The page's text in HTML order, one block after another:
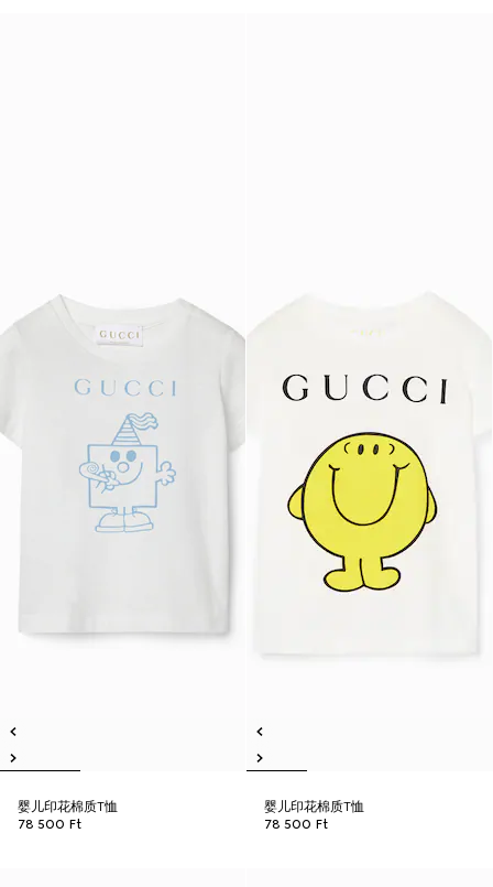
婴儿印花棉质T恤
78 500 Ft
婴儿印花棉质T恤
78 500 Ft